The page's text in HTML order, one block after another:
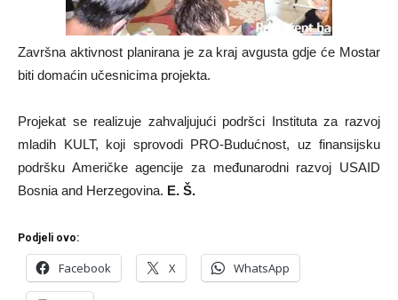
Završna aktivnost planirana je za kraj avgusta gdje će Mostar
biti domaćin učesnicima projekta.
Projekat se realizuje zahvaljujući podršci Instituta za razvoj
mladih KULT, koji sprovodi PRO-Budućnost, uz finansijsku
podršku Američke agencije za međunarodni razvoj USAID
Bosnia and Herzegovina. E. Š.
Podjeli ovo:
Facebook X WhatsApp